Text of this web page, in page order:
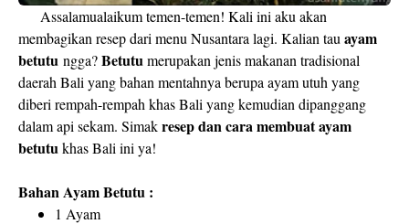
Assalamualaikum temen-temen! Kali ini aku akan
membagikan resep dari menu Nusantara lagi. Kalian tau ayam
betutu ngga?Betutumerupakan jenis makanan tradisional
daerah Bali yang bahan mentahnya berupa ayam utuh yang
diberi rempah-rempah khas Bali yang kemudian dipanggang
dalam api sekam. Simakresep dan cara membuat ayam
betutukhas Bali ini ya!
Bahan Ayam Betutu :
1 Ayam